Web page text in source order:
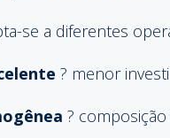
se a diferentes
? menor
?